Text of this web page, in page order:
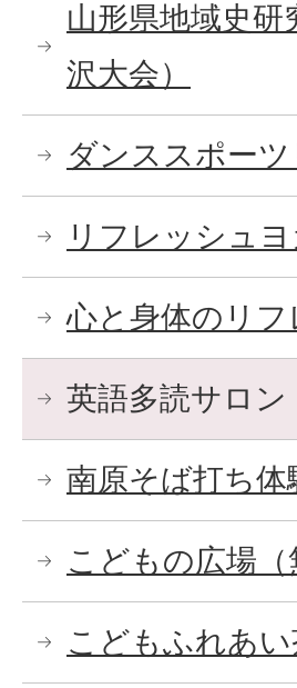
山形県地域史研
沢大会）
ダンススポー
リフレッシュ
心と身体のリ
英語多読サロン
南原そば打ち体
こどもの広場（
こどもふれあ